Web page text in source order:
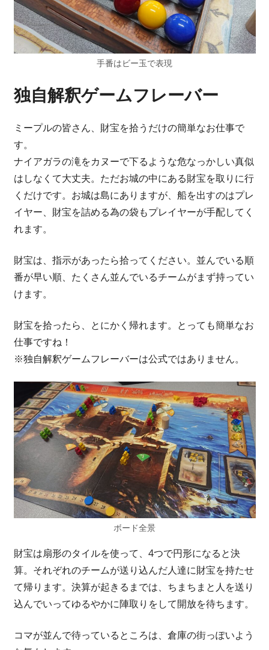
手番はビー玉で表現
独自解釈ゲームフレーバー
ミープルの皆さん、財宝を拾うだけの簡単なお仕事で
す。
ナイアガラの滝をカヌーで下るような危なっかしい真似
はしなくて大丈夫。ただお城の中にある財宝を取りに行
くだけです。お城は島にありますが、船を出すのはプレ
イヤー、財宝を詰める為の袋もプレイヤーが手配してく
れます。
財宝は、指示があったら拾ってください。並んでいる順
番が早い順、たくさん並んでいるチームがまず持ってい
けます。
財宝を拾ったら、とにかく帰れます。とっても簡単なお
仕事ですね！
※独自解釈ゲームフレーバーは公式ではありません。
ボード全景
財宝は扇形のタイルを使って、4つで円形になると決
算。それぞれのチームが送り込んだ人達に財宝を持たせ
て帰ります。決算が起きるまでは、ちまちまと人を送り
込んでいってゆるやかに陣取りをして開放を待ちます。
コマが並んで待っているところは、倉庫の街っぽいよう